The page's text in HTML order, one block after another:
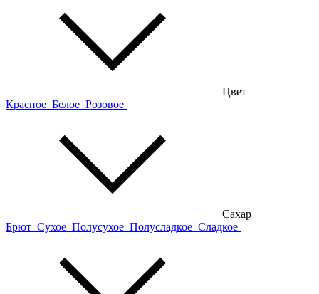
Цвет
Красное Белое Розовое
Сахар
Брют Сухое Полусухое Полусладкое Сладкое